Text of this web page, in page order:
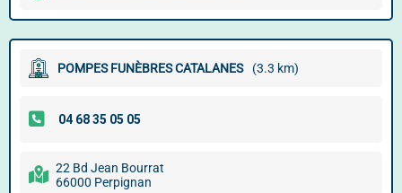
POMPES FUNÈBRES CATALANES (3.3 km)
22 Bd Jean Bourrat
66000 Perpignan